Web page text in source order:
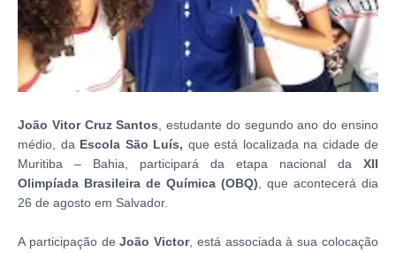
João Vitor Cruz Santos, estudante do segundo ano do ensino
médio, da Escola São Luís, que está localizada na cidade de
Muritiba – Bahia, participará da etapa nacional da XII
Olimpíada Brasileira de Química (OBQ), que acontecerá dia
26 de agosto em Salvador.
A participação deJoão Victor, está associada à sua colocação